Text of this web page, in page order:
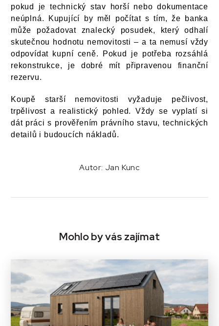
pokud je technický stav horší nebo dokumentace
neúplná. Kupující by měl počítat s tím, že banka
může požadovat znalecký posudek, který odhalí
skutečnou hodnotu nemovitosti – a ta nemusí vždy
odpovídat kupní ceně. Pokud je potřeba rozsáhlá
rekonstrukce, je dobré mít připravenou finanční
rezervu.
Koupě starší nemovitosti vyžaduje pečlivost,
trpělivost a realistický pohled. Vždy se vyplatí si
dát práci s prověřením právního stavu, technických
detailů i budoucích nákladů.
Autor: Jan Kunc
Mohlo by vás zajímat